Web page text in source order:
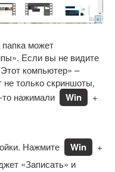
может
Если вы не видите
компьютер» –
только скриншоты,
то нажимали
Win +
Нажмите Win +
«Записать» и